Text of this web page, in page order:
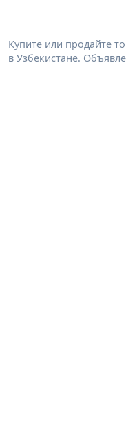
Купите или продайте
в Узбекистане.